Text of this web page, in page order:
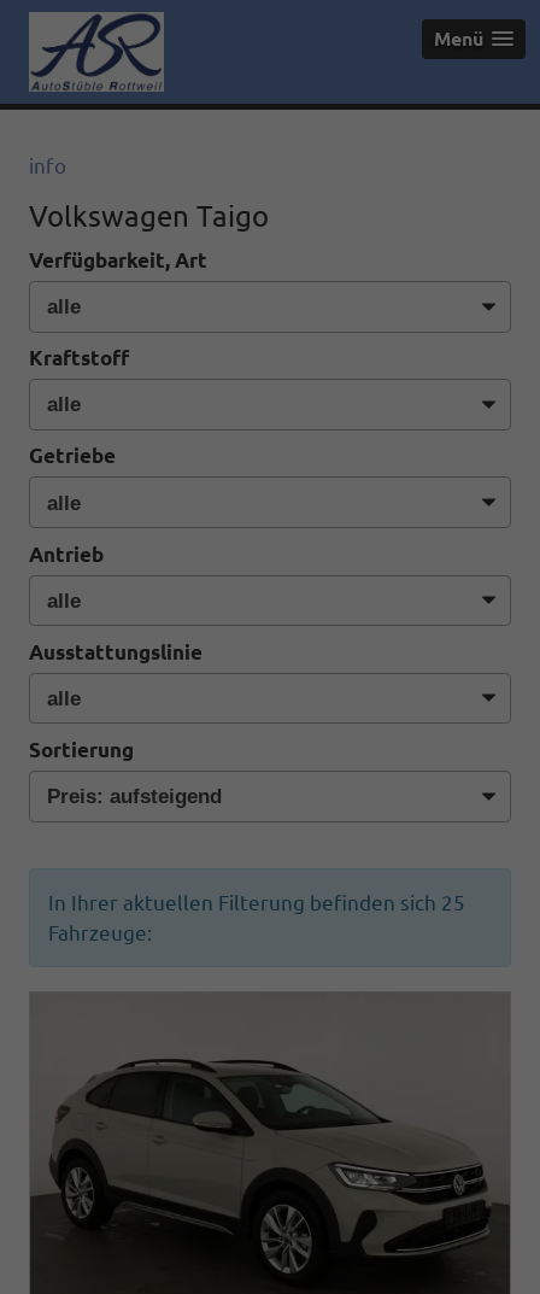
Menü
info
Volkswagen Taigo
Verfügbarkeit, Art
Kraftstoff
Getriebe
Antrieb
Ausstattungslinie
Sortierung
In Ihrer aktuellen Filterung befinden sich 25
Fahrzeuge: